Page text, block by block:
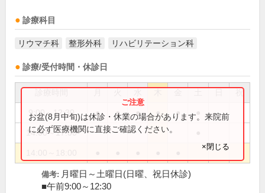
診療科目
リウマチ科 整形外科 リハビリテーション科
診療/受付時間・休診日
祝
9:00～12:30 ● ● ● ● ●
14:00～17:00
お盆(8月中旬)は休診・休業の場合があります。来院前
に必ず医療機関に直接ご確認ください。
×閉じる
備考: 月曜日～土曜日(日曜、祝日休診)
■午前9:00～12:30